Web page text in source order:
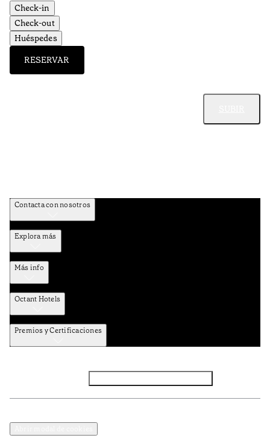
Check-in
Check-out
Huéspedes
RESERVAR
Contacta con nosotros
Explora más
Más info
Octant Hotels
Premios y Certificaciones